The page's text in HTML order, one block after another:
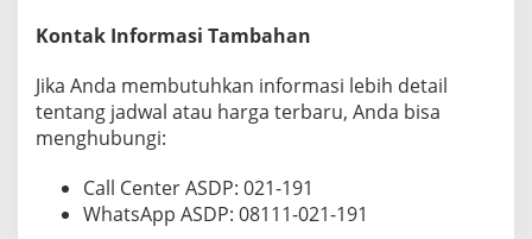
Kontak Informasi Tambahan
Jika Anda membutuhkan informasi lebih detail
tentang jadwal atau harga terbaru, Anda bisa
menghubungi:
Call Center ASDP: 021-191
WhatsApp ASDP: 08111-021-191